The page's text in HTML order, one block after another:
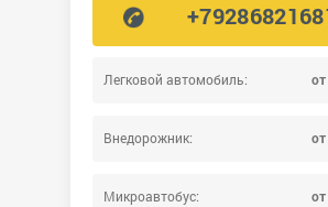
Легковой автомобиль:
Внедорожник:
Микроавтобус: